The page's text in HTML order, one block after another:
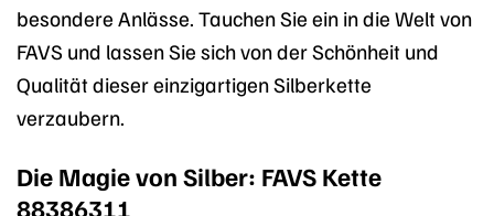
besondere Anlässe. Tauchen Sie ein in die Welt von
FAVS und lassen Sie sich von der Schönheit und
Qualität dieser einzigartigen Silberkette
verzaubern.
Die Magie von Silber: FAVS Kette
88386311